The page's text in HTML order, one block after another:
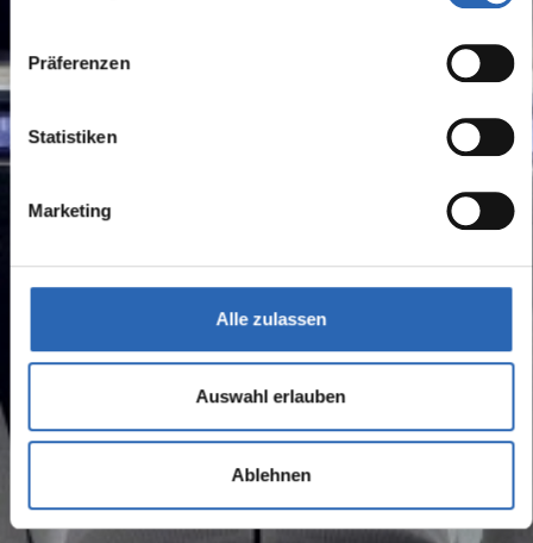
Präferenzen
Statistiken
Marketing
Alle zulassen
Auswahl erlauben
Ablehnen